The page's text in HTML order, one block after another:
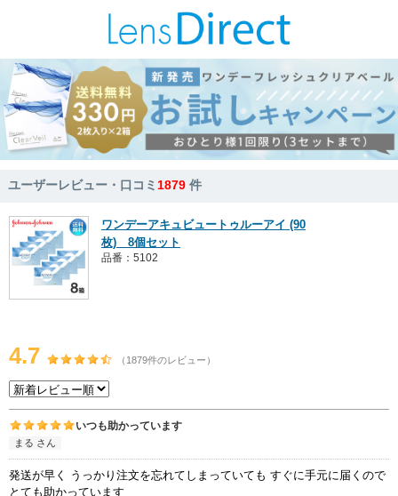
ユーザーレビュー・口コミ1879 件
ワンデーアキュビュートゥルーアイ (90
枚) 8個セット
品番：5102
4.7 （1879件のレビュー）
いつも助かっています
まる さん
発送が早く うっかり注文を忘れてしまっていても すぐに手元に届くので
とても助かっています